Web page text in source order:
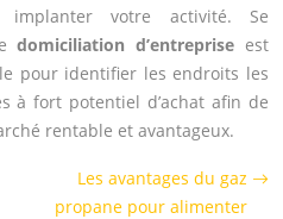
implanter votre activité. Se
domiciliation d’entreprise est
pour identifier les endroits les
à fort potentiel d’achat afin de
rentable et avantageux.
Les avantages du gaz
propane pour alimenter